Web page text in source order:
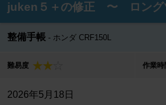
juken５＋の修正 〜 ロング
整備手帳 ホンダ CRF150L
難易度 作業時
2026年5月18日